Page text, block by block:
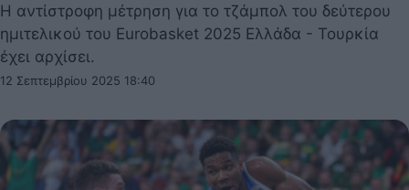
Η αντίστροφη μέτρηση για το τζάμπολ του δεύτερου
ημιτελικού του Eurobasket 2025 Ελλάδα - Τουρκία
έχει αρχίσει.
12 Σεπτεμβρίου 2025 18:40